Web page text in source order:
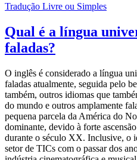
Tradução Livre ou Simples
Qual é a língua
faladas?
O inglês é considerado a língua
faladas atualmente, seguida pelo
também, outros idiomas que
do mundo e outros amplamente
pequena parcela da América do
dominante, devido à forte
durante o século XX. Inclusive, o
setor de TICs com o passar dos